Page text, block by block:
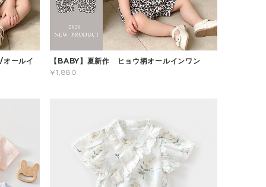
オールイ
【BABY】夏新作 ヒョウ柄オールインワン
¥1,880